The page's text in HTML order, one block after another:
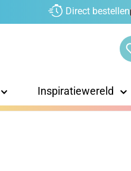
Direct bestellen
Inspiratiewereld